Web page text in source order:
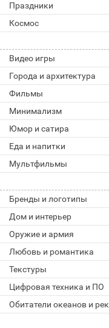
Праздники
Космос
Видео игры
Города и архитектура
Фильмы
Минимализм
Юмор и сатира
Еда и напитки
Мультфильмы
Бренды и логотипы
Дом и интерьер
Оружие и армия
Любовь и романтика
Текстуры
Цифровая техника и ПО
Обитатели океанов и рек